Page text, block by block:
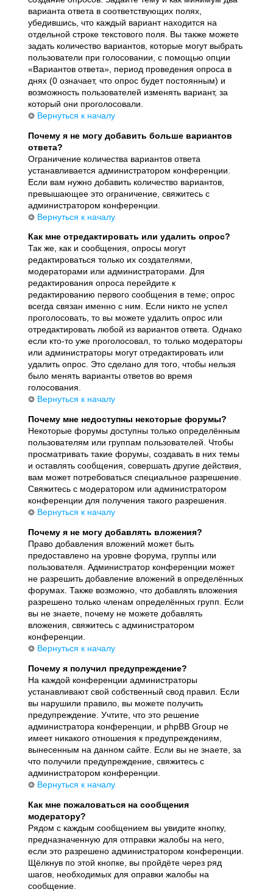
варианта ответа в соответствующих полях,
убедившись, что каждый вариант находится на
отдельной строке текстового поля. Вы также можете
задать количество вариантов, которые могут выбрать
пользователи при голосовании, с помощью опции
«Вариантов ответа», период проведения опроса в
днях (0 означает, что опрос будет постоянным) и
возможность пользователей изменять вариант, за
который они проголосовали.
Вернуться к началу
Почему я не могу добавить больше вариантов
ответа?
Ограничение количества вариантов ответа
устанавливается администратором конференции.
Если вам нужно добавить количество вариантов,
превышающее это ограничение, свяжитесь с
администратором конференции.
Вернуться к началу
Как мне отредактировать или удалить опрос?
Так же, как и сообщения, опросы могут
редактироваться только их создателями,
модераторами или администраторами. Для
редактирования опроса перейдите к
редактированию первого сообщения в теме; опрос
всегда связан именно с ним. Если никто не успел
проголосовать, то вы можете удалить опрос или
отредактировать любой из вариантов ответа. Однако
если кто-то уже проголосовал, то только модераторы
или администраторы могут отредактировать или
удалить опрос. Это сделано для того, чтобы нельзя
было менять варианты ответов во время
голосования.
Вернуться к началу
Почему мне недоступны некоторые форумы?
Некоторые форумы доступны только определённым
пользователям или группам пользователей. Чтобы
просматривать такие форумы, создавать в них темы
и оставлять сообщения, совершать другие действия,
вам может потребоваться специальное разрешение.
Свяжитесь с модератором или администратором
конференции для получения такого разрешения.
Вернуться к началу
Почему я не могу добавлять вложения?
Право добавления вложений может быть
предоставлено на уровне форума, группы или
пользователя. Администратор конференции может
не разрешить добавление вложений в определённых
форумах. Также возможно, что добавлять вложения
разрешено только членам определённых групп. Если
вы не знаете, почему не можете добавлять
вложения, свяжитесь с администратором
конференции.
Вернуться к началу
Почему я получил предупреждение?
На каждой конференции администраторы
устанавливают свой собственный свод правил. Если
вы нарушили правило, вы можете получить
предупреждение. Учтите, что это решение
администратора конференции, и phpBB Group не
имеет никакого отношения к предупреждениям,
вынесенным на данном сайте. Если вы не знаете, за
что получили предупреждение, свяжитесь с
администратором конференции.
Вернуться к началу
Как мне пожаловаться на сообщения
модератору?
Рядом с каждым сообщением вы увидите кнопку,
предназначенную для отправки жалобы на него,
если это разрешено администратором конференции.
Щёлкнув по этой кнопке, вы пройдёте через ряд
шагов, необходимых для оправки жалобы на
сообщение.